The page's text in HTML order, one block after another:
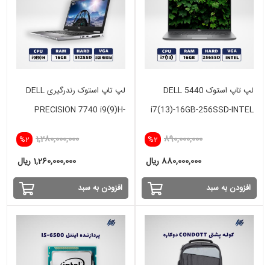
لپ تاپ استوک DELL 5440
i7(13)-16GB-256SSD-INTEL
%2 890,000,000
880,000,000 ریال
افزودن به سبد
لپ تاپ استوک رندرگیری DELL
PRECISION 7740 i9(9)H-
%2 1,280,000,000
1,260,000,000 ریال
افزودن به سبد